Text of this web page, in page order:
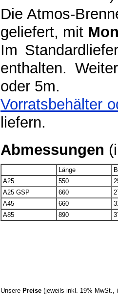
Die Atmos-
geliefert, mit
Im
enthalten.
oder 5m.
Vorratsbehälter
liefern.
Abmessungen
Länge
A25
550
A25 GSP
660
A45
660
A85
890
Unsere Preise (jeweils inkl. 19% MwSt.,